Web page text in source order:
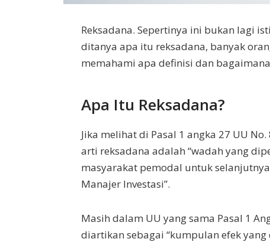
Reksadana. Sepertinya ini bukan lagi
ditanya apa itu reksadana, banyak
memahami apa definisi dan
Apa Itu Reksadana?
Jika melihat di Pasal 1 angka 27 UU
arti reksadana adalah “wadah yang
masyarakat pemodal untuk
Manajer Investasi”.
Masih dalam UU yang sama Pasal 1
diartikan sebagai “kumpulan efek